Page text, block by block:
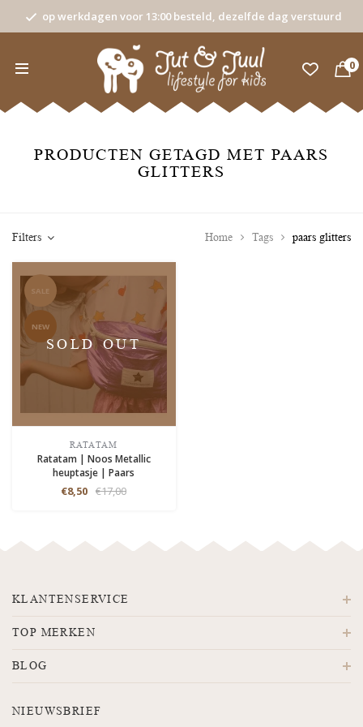
op werkdagen voor 13:00 besteld, dezelfde dag verstuurd
0
PRODUCTEN GETAGD MET PAARS
GLITTERS
Filters Home Tags paars glitters
SALE
NEW
SOLD OUT
RATATAM
Ratatam | Noos Metallic
heuptasje | Paars
€8,50 €17,00
KLANTENSERVICE
TOP MERKEN
BLOG
NIEUWSBRIEF